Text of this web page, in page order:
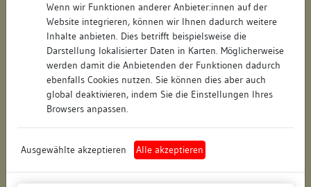
Wenn wir Funktionen anderer Anbieter:innen auf der
Website integrieren, können wir Ihnen dadurch weitere
Inhalte anbieten. Dies betrifft beispielsweise die
Darstellung lokalisierter Daten in Karten. Möglicherweise
werden damit die Anbietenden der Funktionen dadurch
ebenfalls Cookies nutzen. Sie können dies aber auch
global deaktivieren, indem Sie die Einstellungen Ihres
Browsers anpassen.
Ausgewählte akzeptieren Alle akzeptieren
Stadt-Teilort: Villingen
Regierungsbezirk: Freiburg
Schwarzwald-Baar-Kreis
(Landkreis)
Wohnplatzschlüssel:
keine